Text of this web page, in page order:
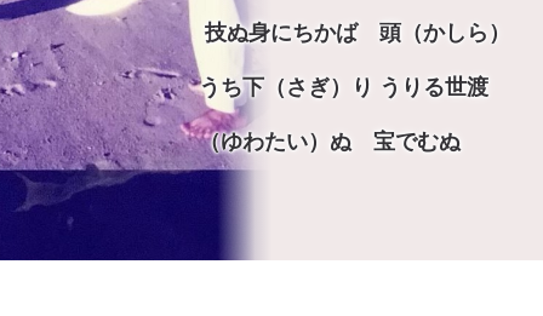
技ぬ身にちかば 頭（かしら）
うち下（さぎ）り うりる世渡
（ゆわたい）ぬ 宝でむぬ